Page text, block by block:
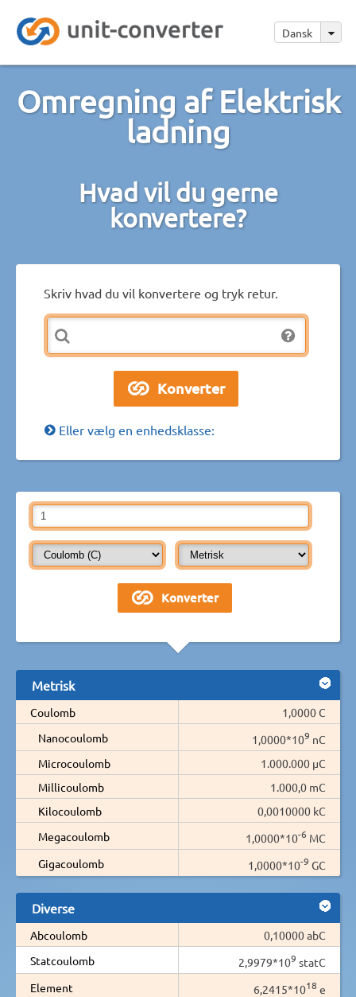
Dansk
Omregning af Elektrisk
ladning
Hvad vil du gerne
konvertere?
Skriv hvad du vil konvertere og tryk retur.
Eller vælg en enhedsklasse:
Metrisk
Coulomb
1,0000 C
Nanocoulomb
1,0000*109 nC
Microcoulomb
1.000.000 µC
Millicoulomb
1.000,0 mC
Kilocoulomb
0,0010000 kC
Megacoulomb
1,0000*10-6 MC
Gigacoulomb
1,0000*10-9 GC
Diverse
Abcoulomb
0,10000 abC
Statcoulomb
2,9979*109 statC
Element
6,2415*1018 e